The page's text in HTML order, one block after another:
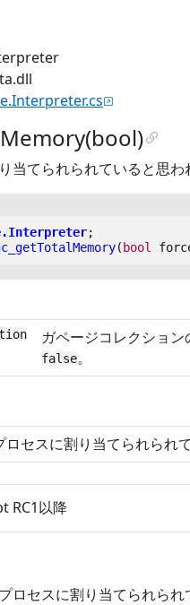
当てられられていると思わ
;
( bool
ガページコレクショ
false。
ロセスに割り当てられられ
RC1以降
ロセスに割り当てられら